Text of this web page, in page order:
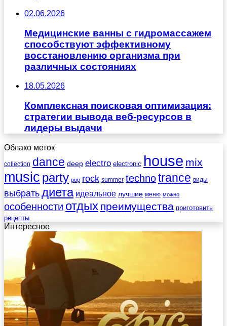
02.06.2026
Медицинские ванны с гидромассажем
способствуют эффективному
восстановлению организма при
различных состояниях
18.05.2026
Комплексная поисковая оптимизация:
стратегии вывода веб-ресурсов в
лидеры выдачи
Облако меток
collection dance deep electro electronic house mix
music party pop rock summer technotrance виды
выбратьдиета идеальное лучшие меню можно
особенности отдых преимущества приготовить
рецепты
Интересное